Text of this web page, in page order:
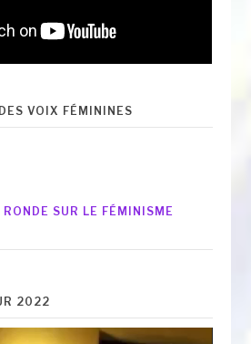
VOIX FÉMININES
SUR LE FÉMINISME
2022